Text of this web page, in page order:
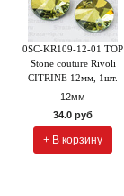
0SC-KR109-12-01 TOP
Stone couture Rivoli
CITRINE 12мм, 1шт.
12мм
34.0 руб
+ В корзину